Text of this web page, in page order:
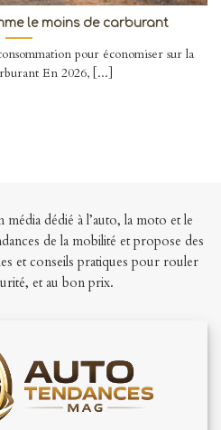
le moins de carburant
pour économiser sur la
En 2026, [...]
dédié à l’auto, la moto et le
de la mobilité et propose des
et conseils pratiques pour rouler
et au bon prix.